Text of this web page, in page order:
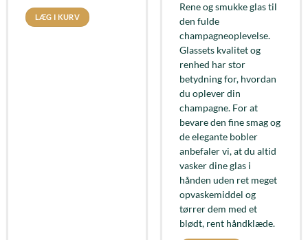
LÆG I KURV
Rene og smukke glas til
den fulde
champagneoplevelse.
Glassets kvalitet og
renhed har stor
betydning for, hvordan
du oplever din
champagne. For at
bevare den fine smag og
de elegante bobler
anbefaler vi, at du altid
vasker dine glas i
hånden uden ret meget
opvaskemiddel og
tørrer dem med et
blødt, rent håndklæde.